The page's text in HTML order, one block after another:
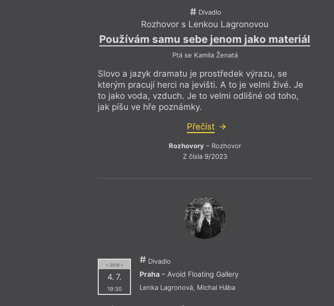
Divadlo
Rozhovor s Lenkou Lagronovou
Používám samu sebe jenom jako materiál
Ptá se Kamila Ženatá
Slovo a jazyk dramatu je prostředek výrazu, se
kterým pracují herci na jevišti. A to je velmi živé. Je
to jako voda, vzduch. Je to velmi odlišné od toho,
jak píšu ve hře poznámky.
Přečíst
Rozhovory– Rozhovor
Z čísla 9/2023
= 2019 =
4. 7.
19:30
Divadlo
Praha – Avoid Floating Gallery
Lenka Lagronová, Michal Hába